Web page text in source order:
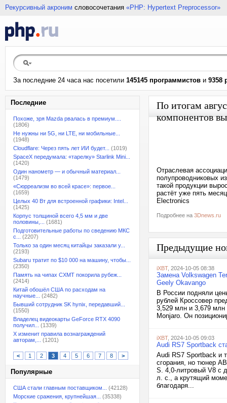
Рекурсивный акроним словосочетания «PHP: Hypertext Preprocessor»
За последние 24 часа нас посетили 145145 программистов и 9358
Последние
Похоже, зря Mazda рвалась в премиум....
(1806)
Не нужны ни 5G, ни LTE, ни мобильные...
(1948)
Cloudflare: Через пять лет ИИ будет...
(1019)
SpaceX передумала: «тарелку» Starlink Mini...
(1420)
Один нанометр — и обычный материал...
(1479)
«Сюрреализм во всей красе»: первое...
(1659)
Целых 40 Вт для встроенной графики: Intel...
(1425)
Корпус толщиной всего 4,5 мм и две
половины,...
(1681)
Подготовительные работы по сведению МКС
с...
(2207)
Только за один месяц китайцы заказали у...
(2193)
Subaru тратит по $10 000 на машину, чтобы...
(2350)
Память на чипах CXMT покорила рубеж...
(2414)
Китай обошёл США по расходам на
научные...
(2482)
Бывший сотрудник SK hynix, передавший...
(1550)
Владелец видеокарты GeForce RTX 4090
получил...
(1339)
X изменит правила вознаграждений
авторам,...
(1201)
< 1 2 3 4 5 6 7 8 >
Популярные
США стали главным поставщиком...
(42128)
Морские сражения, крупнейшая...
(35338)
По итогам
компонентов
Отраслевая
полупроводниковых
такой продукции
растёт уже пять
Electronics
Подробнее на 3Dnews.ru
Предыдущие
iXBT, 2024-10-05 08:38
Замена Volkswagen
Geely Okavango
В России подняли
рублей Кроссовер
3,529 млн и 3,679 млн
Monjaro. Он
iXBT, 2024-10-05 09:03
Audi RS7 Sportback
Audi RS7 Sportback и
сгорания, но тюнер
S. 4,0-литровый V8 с
л. с., а крутящий
благодаря...